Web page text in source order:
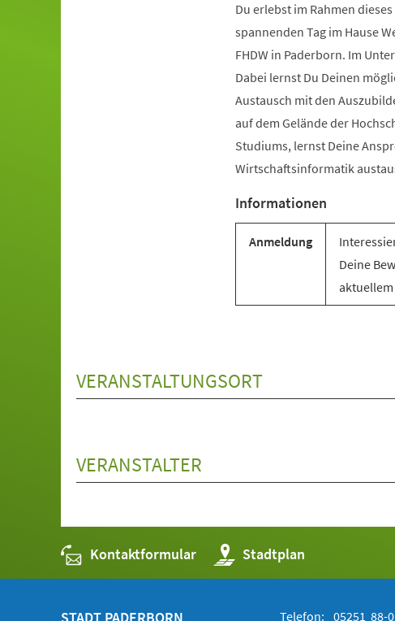
Du erlebst im Rahmen
spannenden Tag im Hause
FHDW in Paderborn. Im
Dabei lernst Du Deinen
Austausch mit den
auf dem Gelände der
Studiums, lernst Deine
Wirtschaftsinformatik
Informationen
Anmeldung
Deine
VERANSTALTUNGSORT
VERANSTALTER
Kontaktformular Stadtplan
(Öffnet
in
einem
Telefon: 05251 88-0